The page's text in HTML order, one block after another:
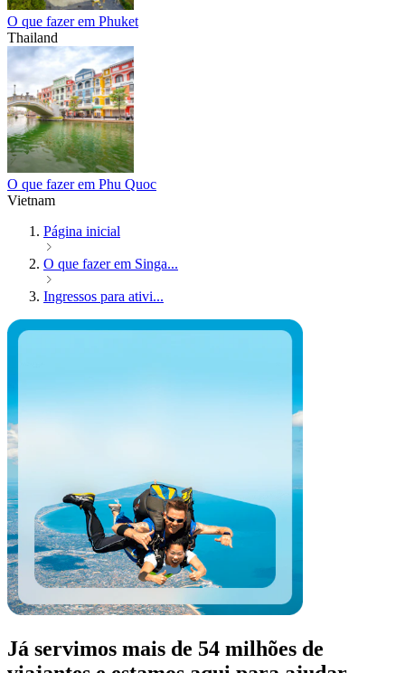
O que fazer em Phuket
Thailand
O que fazer em Phu Quoc
Vietnam
Página inicial
O que fazer em Singa...
Ingressos para ativi...
Já servimos mais de 54 milhões de